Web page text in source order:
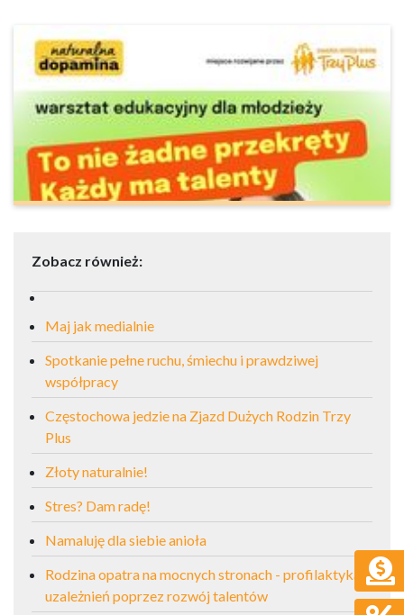
Zobacz również:
Maj jak medialnie
Spotkanie pełne ruchu, śmiechu i prawdziwej
współpracy
Częstochowa jedzie na Zjazd Dużych Rodzin Trzy
Plus
Złoty naturalnie!
Stres? Dam radę!
Namaluję dla siebie anioła
Rodzina opatra na mocnych stronach - profilaktyka
uzależnień poprzez rozwój talentów